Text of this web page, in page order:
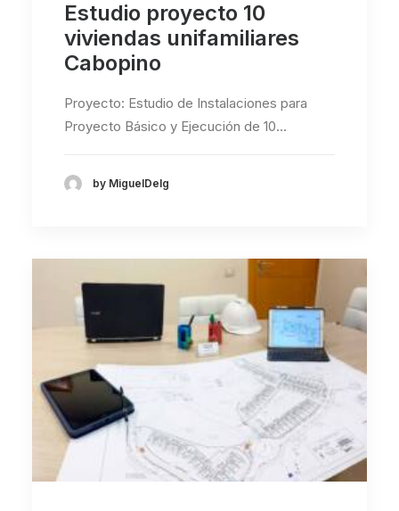
Estudio proyecto 10
viviendas unifamiliares
Cabopino
Proyecto: Estudio de Instalaciones para
Proyecto Básico y Ejecución de 10…
by MiguelDelg